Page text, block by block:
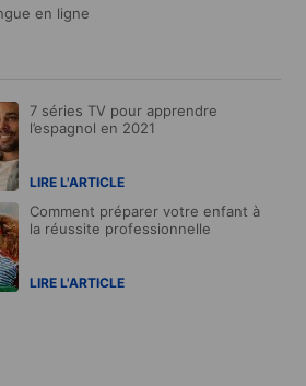
en ligne
7 séries TV pour apprendre
l’espagnol en 2021
LIRE L'ARTICLE
Comment préparer votre enfant à
la réussite professionnelle
LIRE L'ARTICLE